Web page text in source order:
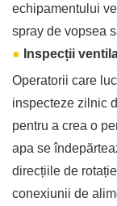
echipamentului
spray de vopsea
● Inspecții
Operatorii care
inspecteze zilnic
pentru a crea o
apa se
direcțiile de
conexiunii de